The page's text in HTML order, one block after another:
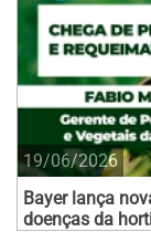
19/06/2026
Bayer lança
doenças da